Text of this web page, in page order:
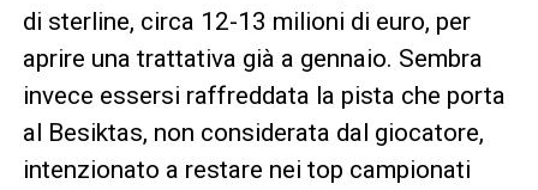
di sterline, circa 12-13 milioni di euro, per
aprire una trattativa già a gennaio. Sembra
invece essersi raffreddata la pista che porta
al Besiktas, non considerata dal giocatore,
intenzionato a restare nei top campionati